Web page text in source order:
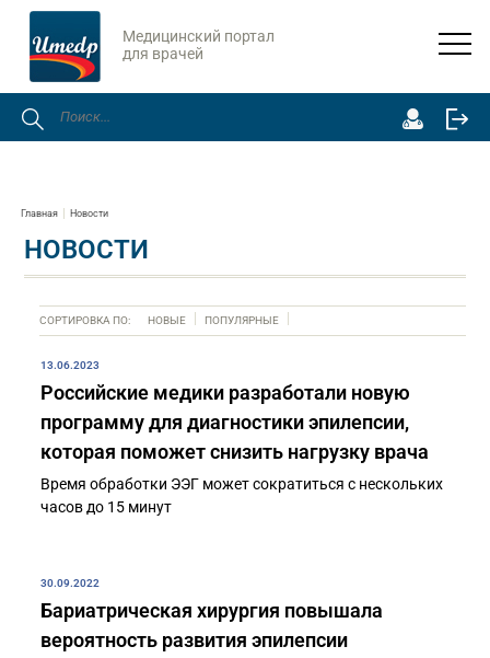
Медицинский портал
для врачей
Главная Новости
НОВОСТИ
СОРТИРОВКА ПО: НОВЫЕ ПОПУЛЯРНЫЕ
13.06.2023
Российские медики разработали новую
программу для диагностики эпилепсии,
которая поможет снизить нагрузку врача
Время обработки ЭЭГ может сократиться с нескольких
часов до 15 минут
30.09.2022
Бариатрическая хирургия повышала
вероятность развития эпилепсии